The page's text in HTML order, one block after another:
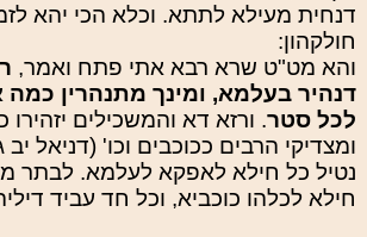
דנחית מעילא לתתא. וכלא הכי יהא
חולקהון:
והא מט"ט שרא רבא אתי פתח ואמר,
דנהיר בעלמא, ומינך מתנהרין כמה
לכל סטר. ורזא דא והמשכילים יזהירו
ומצדיקי הרבים ככוכבים וכו' (דניאל
נטיל כל חילא לאפקא לעלמא. לבתר
חילא לכלהו כוכביא, וכל חד עביד